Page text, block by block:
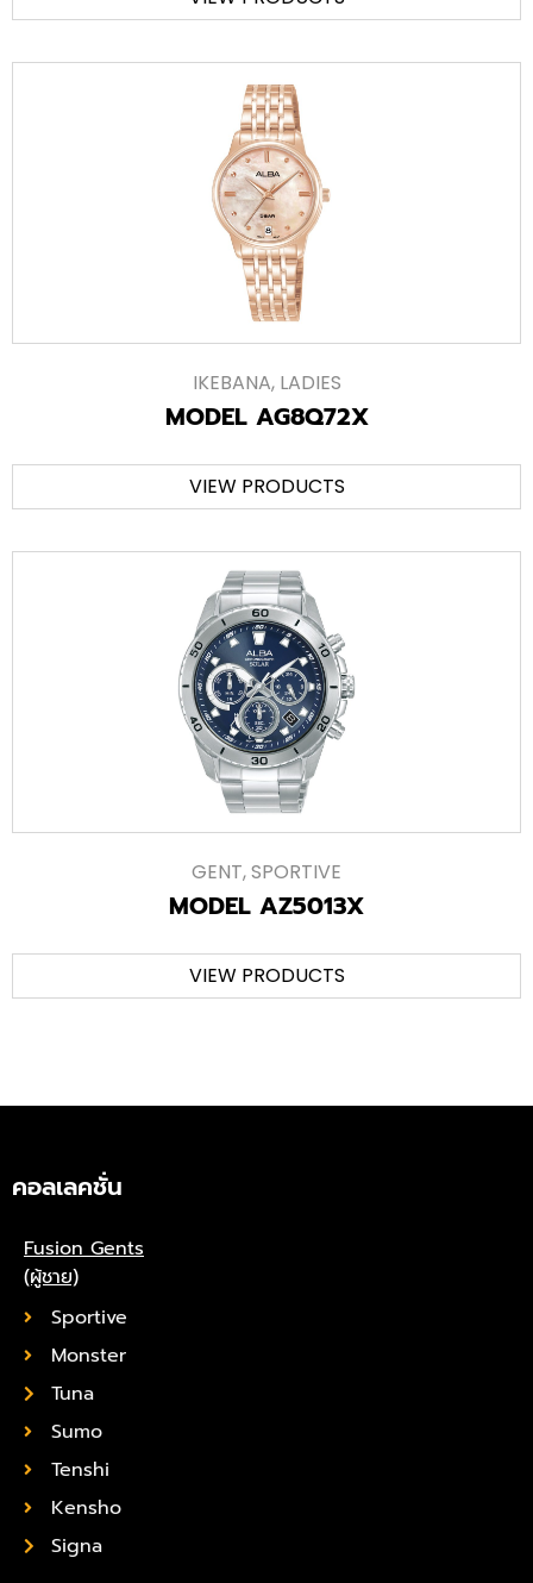
IKEBANA, LADIES
MODEL AG8Q72X
VIEW PRODUCTS
GENT,SPORTIVE
MODEL AZ5013X
VIEW PRODUCTS
คอลเลคชั่น
Fusion Gents
(ผู้ชาย)
Sportive
Monster
Tuna
Sumo
Tenshi
Kensho
Signa